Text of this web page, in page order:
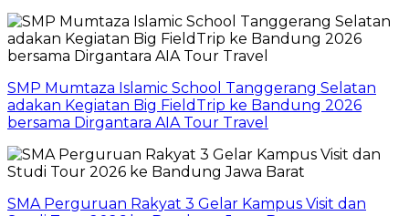
SMP Mumtaza Islamic School Tanggerang Selatan
adakan Kegiatan Big FieldTrip ke Bandung 2026
bersama Dirgantara AIA Tour Travel
SMA Perguruan Rakyat 3 Gelar Kampus Visit dan